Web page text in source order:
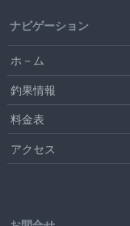
ナビゲーション
ホ－ム
釣果情報
料金表
アクセス